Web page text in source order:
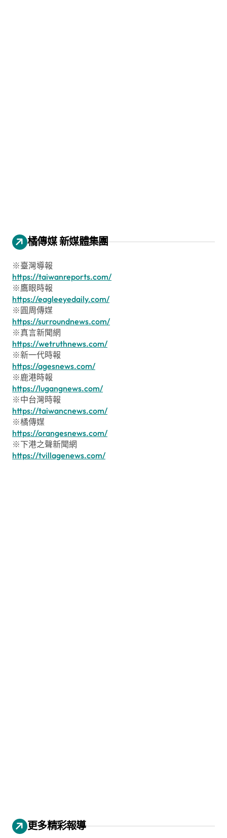
橘傳媒 新媒體集團
※臺灣導報
https://taiwanreports.com/
※鷹眼時報
https://eagleeyedaily.com/
※圓周傳媒
https://surroundnews.com/
※真言新聞網
https://wetruthnews.com/
※新一代時報
https://agesnews.com/
※鹿港時報
https://lugangnews.com/
※中台灣時報
https://taiwancnews.com/
※橘傳媒
https://orangesnews.com/
※下港之聲新聞網
https://tvillagenews.com/
更多精彩報導